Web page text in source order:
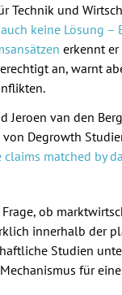
Technik und
keine Lösung
erkennt
an, warnt
Jeroen van den
von Degrowth
claims matched by
ob
innerhalb der
Studien
für